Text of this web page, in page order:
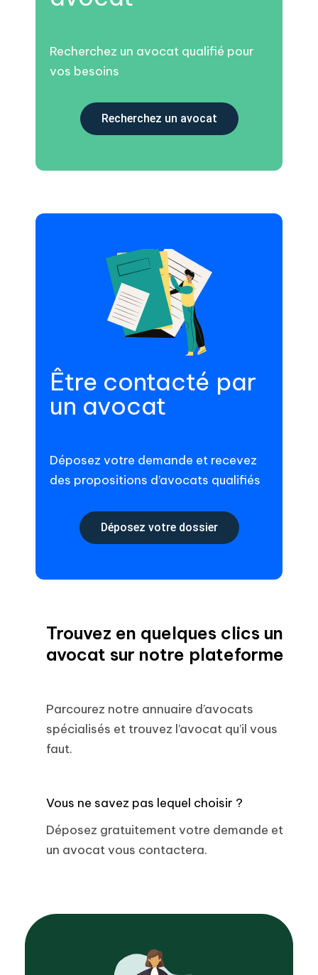
Recherchez un avocat qualifié pour
vos besoins
Recherchez un avocat
Être contacté par
un avocat
Déposez votre demande et recevez
des propositions d’avocats qualifiés
Déposez votre dossier
Trouvez en quelques clics un
avocat sur notre plateforme
Parcourez notre annuaire d’avocats
spécialisés et trouvez l’avocat qu’il vous
faut.
Vous ne savez pas lequel choisir ?
Déposez gratuitement votre demande et
un avocat vous contactera.